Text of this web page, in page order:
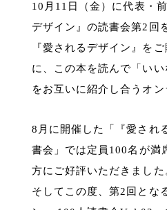
10月11日（金）に代表・
デザイン』の読書会第2回
『愛されるデザイン』を
に、この本を読んで「い
をお互いに紹介し合うオン
8月に開催した「『愛され
書会」では定員100名が満
方にご好評いただきました
そしてこの度、第2回とな